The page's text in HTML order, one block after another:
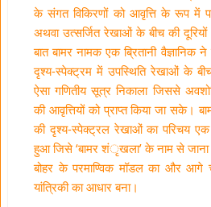
के संगत विकिरणों को आवृत्ति के रूप में
अथवा उत्सर्जित रेखाओं के बीच की
बात बामर नामक एक ब्रितानी वैज्ञानिक
दृश्य-स्पेक्ट्रम में उपस्थिति रेखाओं के
ऐसा गणितीय सूत्र निकाला जिससे
की आवृत्तियों को प्राप्त किया जा सके।
की दृश्य-स्पेक्ट्रल रेखाओं का परिचय
हुआ जिसे ‘बामर शंृखला’ के नाम से जाना
बोहर के परमाण्विक मॉडल का और आगे
यांत्रिकी का आधार बना।